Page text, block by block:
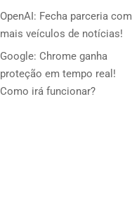
OpenAI: Fecha parceria com
mais veículos de notícias!
Google: Chrome ganha
proteção em tempo real!
Como irá funcionar?